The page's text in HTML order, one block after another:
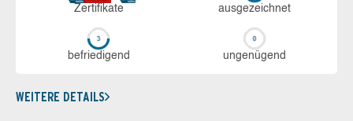
Zerti­fikate aus­ge­zeich­net
be­frie­di­gend un­ge­nü­gend
WEITERE DETAILS